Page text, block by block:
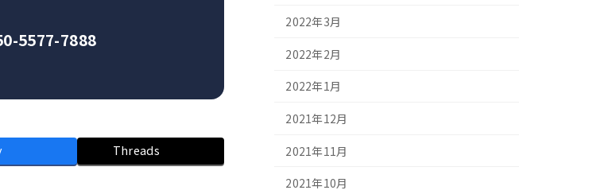
5577-7888
Threads
2022年3月
2022年2月
2022年1月
2021年12月
2021年11月
2021年10月